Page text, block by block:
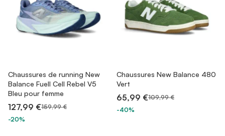
Chaussures de running New
Balance Fuell Cell Rebel V5
Bleu pour femme
127,99 €159,99 €
-20%
Chaussures New Balance 480
Vert
65,99 €109,99 €
-40%